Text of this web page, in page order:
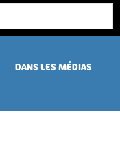
DANS LES MÉDIAS